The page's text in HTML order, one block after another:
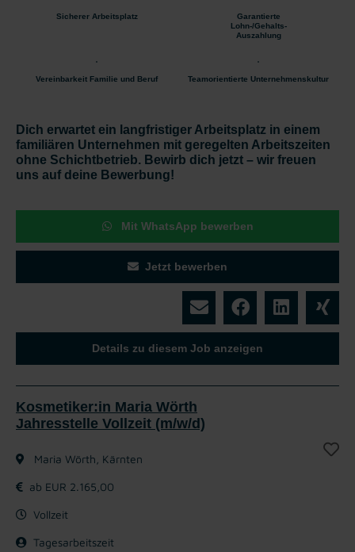
Sicherer Arbeitsplatz
Garantierte
Lohn-/Gehalts-
Auszahlung
Vereinbarkeit Familie und Beruf Teamorientierte Unternehmenskultur
Dich erwartet ein langfristiger Arbeitsplatz in einem
familiären Unternehmen mit geregelten Arbeitszeiten
ohne Schichtbetrieb. Bewirb dich jetzt – wir freuen
uns auf deine Bewerbung!
Mit WhatsApp bewerben
Jetzt bewerben
Details zu diesem Job anzeigen
Kosmetiker:in Maria Wörth
Jahresstelle Vollzeit (m/w/d)
Maria Wörth, Kärnten
ab EUR 2.165,00
Vollzeit
Tagesarbeitszeit